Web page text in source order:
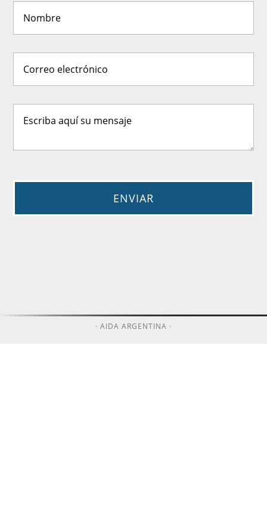
· AIDA ARGENTINA ·